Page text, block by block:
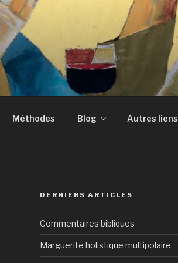
Méthodes Blog Autres liens
DERNIERS ARTICLES
Commentaires bibliques
Marguerite holistique multipolaire